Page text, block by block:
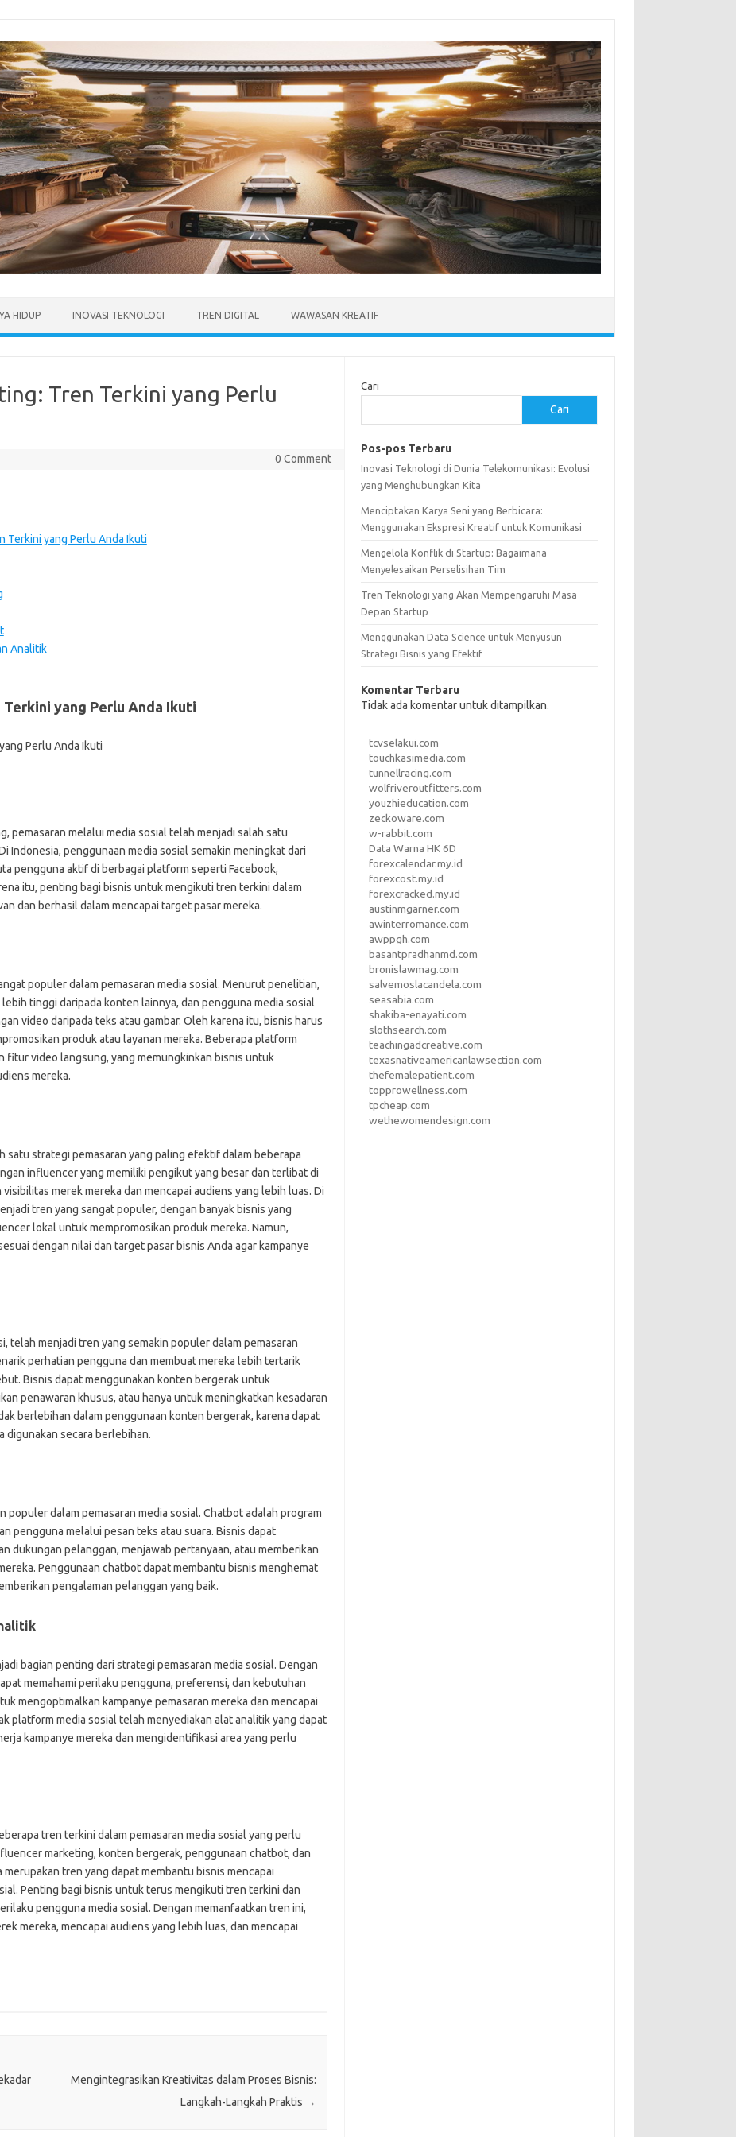
HIDUP INOVASI TEKNOLOGI TREN DIGITAL WAWASAN KREATIF
Tren Terkini yang Perlu
0 Comment
Terkini yang Perlu Anda Ikuti
Analitik
yang Perlu Anda Ikuti
pemasaran melalui media sosial telah menjadi salah satu
Indonesia, penggunaan media sosial semakin meningkat dari
pengguna aktif di berbagai platform seperti Facebook,
itu, penting bagi bisnis untuk mengikuti tren terkini dalam
dan berhasil dalam mencapai target pasar mereka.
populer dalam pemasaran media sosial. Menurut penelitian,
tinggi daripada konten lainnya, dan pengguna media sosial
video daripada teks atau gambar. Oleh karena itu, bisnis harus
produk atau layanan mereka. Beberapa platform
fitur video langsung, yang memungkinkan bisnis untuk
mereka.
satu strategi pemasaran yang paling efektif dalam beberapa
influencer yang memiliki pengikut yang besar dan terlibat di
merek mereka dan mencapai audiens yang lebih luas. Di
tren yang sangat populer, dengan banyak bisnis yang
lokal untuk mempromosikan produk mereka. Namun,
dengan nilai dan target pasar bisnis Anda agar kampanye
telah menjadi tren yang semakin populer dalam pemasaran
perhatian pengguna dan membuat mereka lebih tertarik
Bisnis dapat menggunakan konten bergerak untuk
penawaran khusus, atau hanya untuk meningkatkan kesadaran
berlebihan dalam penggunaan konten bergerak, karena dapat
digunakan secara berlebihan.
populer dalam pemasaran media sosial. Chatbot adalah program
pengguna melalui pesan teks atau suara. Bisnis dapat
dukungan pelanggan, menjawab pertanyaan, atau memberikan
Penggunaan chatbot dapat membantu bisnis menghemat
pengalaman pelanggan yang baik.
bagian penting dari strategi pemasaran media sosial. Dengan
memahami perilaku pengguna, preferensi, dan kebutuhan
mengoptimalkan kampanye pemasaran mereka dan mencapai
platform media sosial telah menyediakan alat analitik yang dapat
kampanye mereka dan mengidentifikasi area yang perlu
tren terkini dalam pemasaran media sosial yang perlu
marketing, konten bergerak, penggunaan chatbot, dan
tren yang dapat membantu bisnis mencapai
Penting bagi bisnis untuk terus mengikuti tren terkini dan
pengguna media sosial. Dengan memanfaatkan tren ini,
mereka, mencapai audiens yang lebih luas, dan mencapai
Mengintegrasikan Kreativitas dalam Proses Bisnis:
Langkah-Langkah Praktis →
Cari
Cari
Pos-pos Terbaru
Inovasi Teknologi di Dunia Telekomunikasi: Evolusi
yang Menghubungkan Kita
Menciptakan Karya Seni yang Berbicara:
Menggunakan Ekspresi Kreatif untuk Komunikasi
Mengelola Konflik di Startup: Bagaimana
Menyelesaikan Perselisihan Tim
Tren Teknologi yang Akan Mempengaruhi Masa
Depan Startup
Menggunakan Data Science untuk Menyusun
Strategi Bisnis yang Efektif
Komentar Terbaru
Tidak ada komentar untuk ditampilkan.
tcvselakui.com
touchkasimedia.com
tunnellracing.com
wolfriveroutfitters.com
youzhieducation.com
zeckoware.com
w-rabbit.com
Data Warna HK 6D
forexcalendar.my.id
forexcost.my.id
forexcracked.my.id
austinmgarner.com
awinterromance.com
awppgh.com
basantpradhanmd.com
bronislawmag.com
salvemoslacandela.com
seasabia.com
shakiba-enayati.com
slothsearch.com
teachingadcreative.com
texasnativeamericanlawsection.com
thefemalepatient.com
topprowellness.com
tpcheap.com
wethewomendesign.com